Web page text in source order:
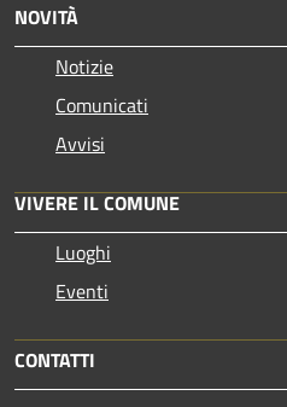
NOVITÀ
Notizie
Comunicati
Avvisi
VIVERE IL COMUNE
Luoghi
Eventi
CONTATTI